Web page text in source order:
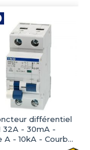
différentiel
- 30mA -
A - 10kA - Courbe